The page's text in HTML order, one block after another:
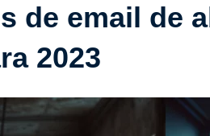
de email de
2023